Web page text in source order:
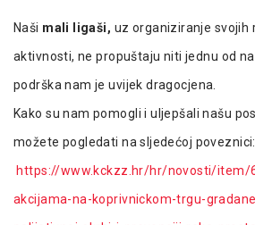
Naši mali ligaši, uz organiziranje svojih
aktivnosti, ne propuštaju niti jednu od
podrška nam je uvijek dragocjena.
Kako su nam pomogli i uljepšali našu
možete pogledati na sljedećoj poveznici:
https://www.kckzz.hr/hr/novosti/item/
akcijama-na-koprivnickom-trgu-